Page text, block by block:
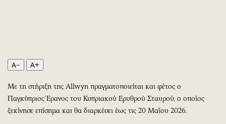
Πολιτισμός
Θέατρο-Χορός
Μουσική
Podcasts
Uncut
A− A+
Με τη στήριξη της Allwyn πραγματοποιείται και φέτος ο
Παγκύπριος Έρανος του Κυπριακού Ερυθρού Σταυρού, ο οποίος
ξεκίνησε επίσημα και θα διαρκέσει έως τις 20 Μαΐου 2026.